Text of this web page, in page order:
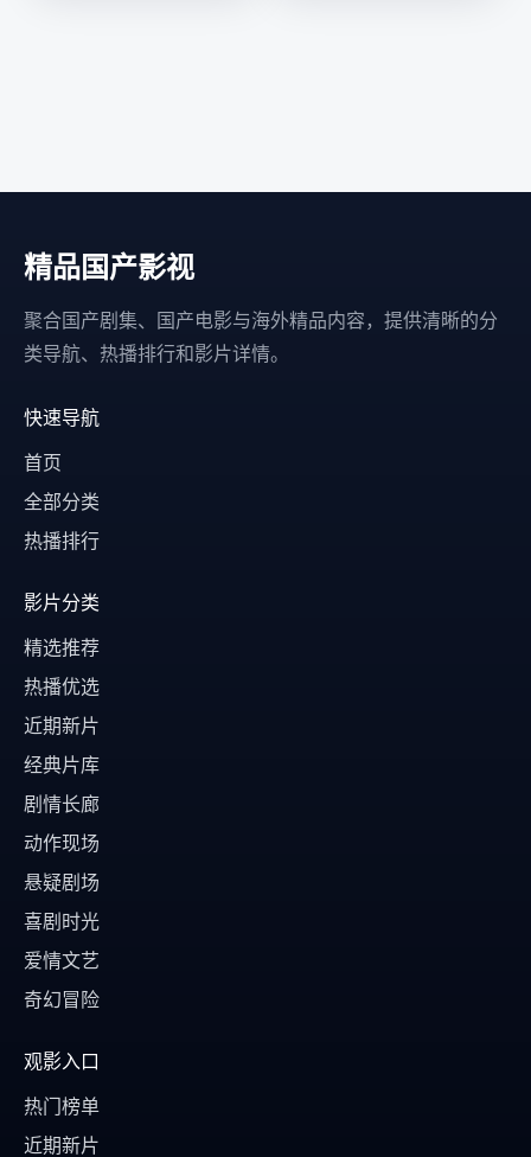
精品国产影视
聚合国产剧集、国产电影与海外精品内容，提供清晰的分
类导航、热播排行和影片详情。
快速导航
首页
全部分类
热播排行
影片分类
精选推荐
热播优选
近期新片
经典片库
剧情长廊
动作现场
悬疑剧场
喜剧时光
爱情文艺
奇幻冒险
观影入口
热门榜单
近期新片